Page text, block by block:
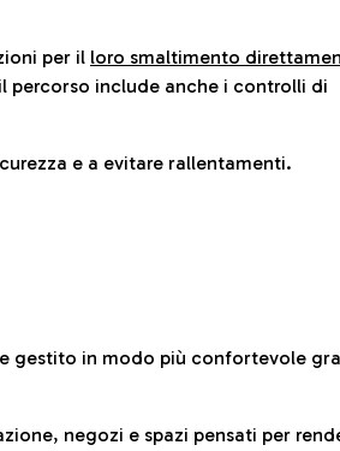
per il loro smaltimento
percorso include anche i controlli di
e a evitare rallentamenti.
gestito in modo più confortevole
negozi e spazi pensati per